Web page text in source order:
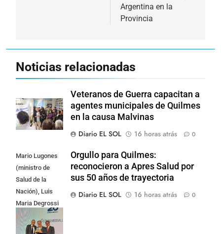
Argentina en la
Provincia
Noticias relacionadas
Veteranos de Guerra capacitan a
agentes municipales de Quilmes
en la causa Malvinas
Diario EL SOL
16 horas atrás 0
Mario Lugones
(ministro de
Salud de la
Nación), Luis
Maria Degrossi
(Presidente de
Apres Salud) y
Orgullo para Quilmes:
reconocieron a Apres Salud por
sus 50 años de trayectoria
Diario EL SOL
16 horas atrás 0